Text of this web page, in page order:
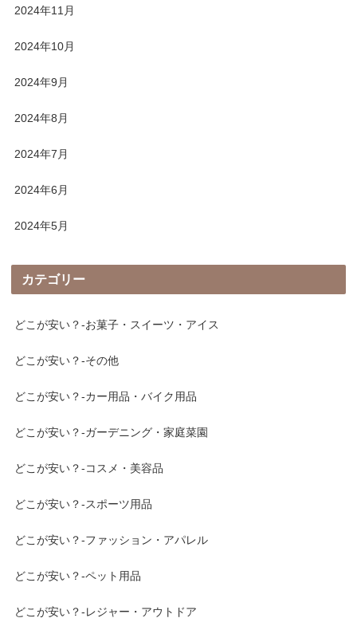
2024年11月
2024年10月
2024年9月
2024年8月
2024年7月
2024年6月
2024年5月
カテゴリー
どこが安い？-お菓子・スイーツ・アイス
どこが安い？-その他
どこが安い？-カー用品・バイク用品
どこが安い？-ガーデニング・家庭菜園
どこが安い？-コスメ・美容品
どこが安い？-スポーツ用品
どこが安い？-ファッション・アパレル
どこが安い？-ペット用品
どこが安い？-レジャー・アウトドア